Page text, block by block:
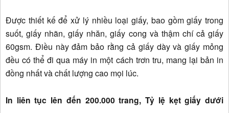
Được thiết kế để xử lý nhiều loại giấy, bao gồm giấy trong
suốt, giấy nhãn, giấy nhăn, giấy cong và thậm chí cả giấy
60gsm. Điều này đảm bảo rằng cả giấy dày và giấy mỏng
đều có thể đi qua máy in một cách trơn tru, mang lại bản in
đồng nhất và chất lượng cao mọi lúc.
In liên tục lên đến 200.000 trang, Tỷ lệ kẹt giấy dưới